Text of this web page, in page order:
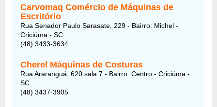
Carvomaq Comércio de Máquinas de
Escritório
Rua Senador Paulo Sarasate, 229 - Bairro: Michel -
Criciúma - SC
(48) 3433-3634
Cherel Máquinas de Costuras
Rua Araranguá, 620 sala 7 - Bairro: Centro - Criciúma -
SC
(48) 3437-3905